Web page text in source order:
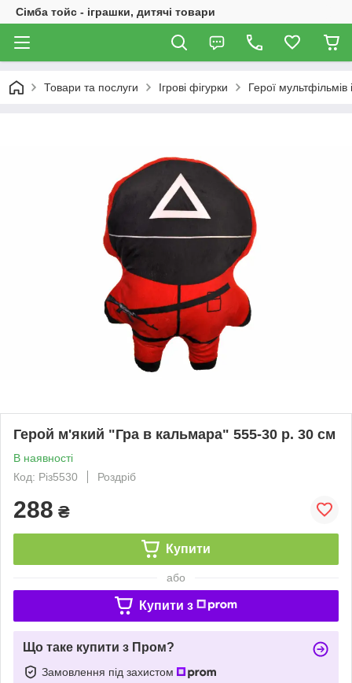
Сімба тойс - іграшки, дитячі товари
Товари та послуги Ігрові фігурки Герої мультфільмів
Герой м'який "Гра в кальмара" 555-30 р. 30 см
В наявності
Код: Різ5530
Роздріб
288 ₴
Купити
або
Купити з
Що таке купити з Пром?
Замовлення під захистом